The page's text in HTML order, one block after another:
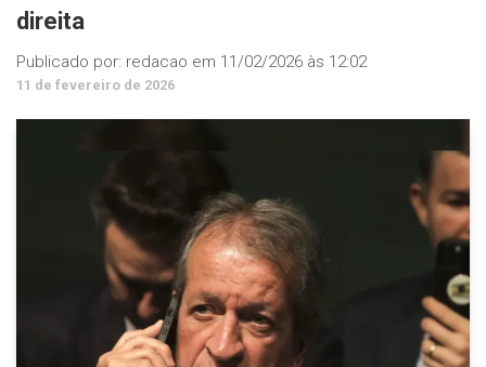
direita
Publicado por: redacao em 11/02/2026 às 12:02
11 de fevereiro de 2026